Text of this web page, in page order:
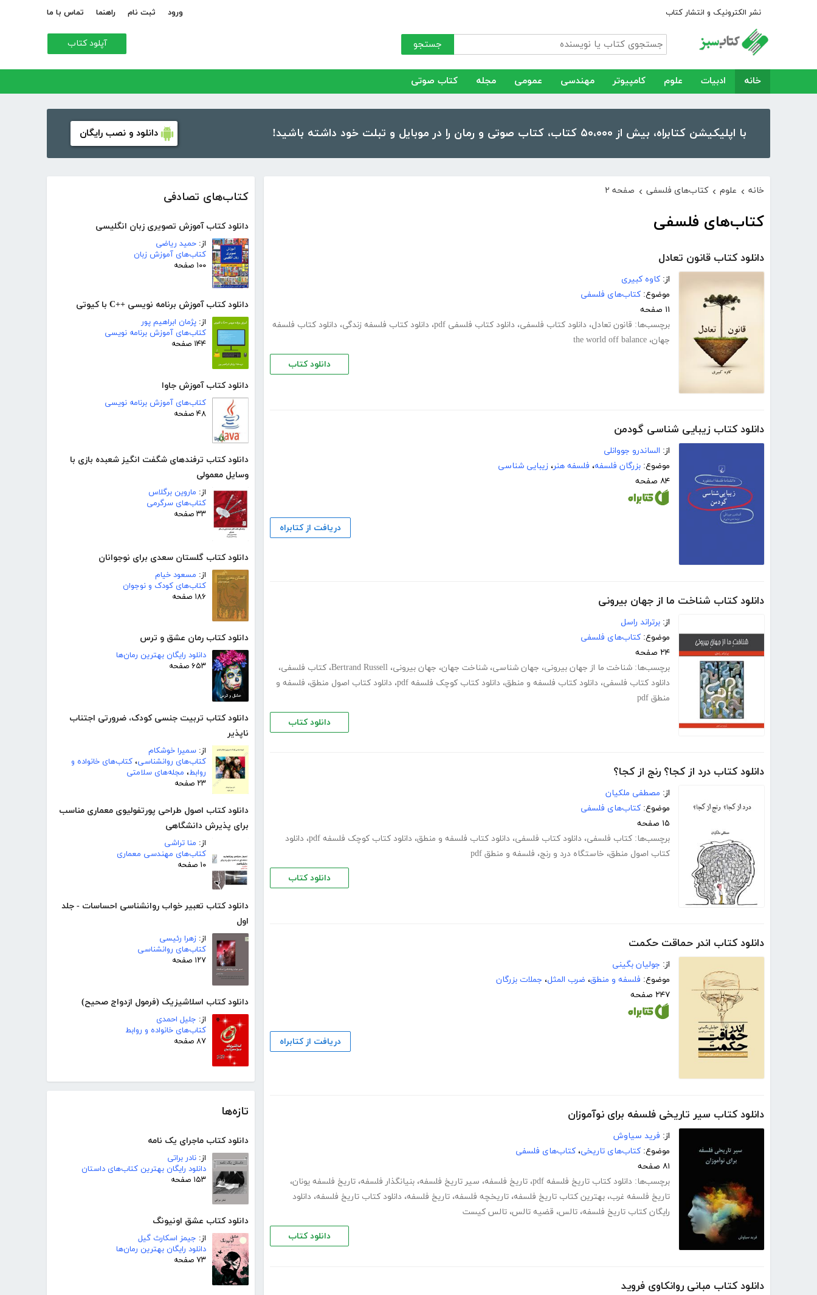
نشر الکترونیک و انتشار کتاب ورود ثبت نام راهنما تماس با ما
جستجو آپلود کتاب
خانه ادبیات علوم کامپیوتر مهندسی عمومی مجله کتاب صوتی
با اپلیکیشن کتابراه، بیش از ۵۰،۰۰۰ کتاب، کتاب صوتی و رمان را در موبایل و تبلت خود داشته باشید! دانلود و نصب رایگان
کتاب‌های تصادفی
دانلود کتاب آموزش تصویری زبان انگلیسی
از: حمید ریاضی
کتاب‌های آموزش زبان
۱۰۰ صفحه
دانلود کتاب آموزش برنامه نویسی ++C با کیوتی
از: پژمان ابراهیم پور
کتاب‌های آموزش برنامه نویسی
۱۴۴ صفحه
دانلود کتاب آموزش جاوا
کتاب‌های آموزش برنامه نویسی
۴۸ صفحه
دانلود کتاب ترفندهای شگفت انگیز شعبده بازی با
وسایل معمولی
از: ماروین برگلاس
کتاب‌های سرگرمی
۳۳ صفحه
دانلود کتاب گلستان سعدی برای نوجوانان
از: مسعود خیام
کتاب‌های کودک و نوجوان
۱۸۶ صفحه
دانلود کتاب رمان عشق و ترس
دانلود رایگان بهترین رمان‌ها
۶۵۳ صفحه
دانلود کتاب تربیت جنسی کودک، ضرورتی اجتناب
ناپذیر
از: سمیرا خوشکام
کتاب‌های روانشناسی، کتاب‌های خانواده و
روابط، مجله‌های سلامتی
۲۳ صفحه
دانلود کتاب اصول طراحی پورتفولیوی معماری مناسب
برای پذیرش دانشگاهی
از: منا تراشی
کتاب‌های مهندسی معماری
۱۰ صفحه
دانلود کتاب تعبیر خواب روانشناسی احساسات - جلد
اول
از: زهرا رئیسی
کتاب‌های روانشناسی
۱۲۷ صفحه
دانلود کتاب اسلاشیزیک (فرمول ازدواج صحیح)
از: جلیل احمدی
کتاب‌های خانواده و روابط
۸۷ صفحه
تازه‌ها
دانلود کتاب ماجرای یک نامه
از: نادر براتی
دانلود رایگان بهترین کتاب‌های داستان
۱۵۳ صفحه
دانلود کتاب عشق اونیونگ
از: جیمز اسکارث گیل
دانلود رایگان بهترین رمان‌ها
۷۳ صفحه
خانه › علوم › کتاب‌های فلسفی › صفحه ۲
کتاب‌های فلسفی
دانلود کتاب قانون تعادل
از: کاوه کبیری
موضوع: کتاب‌های فلسفی
۱۱ صفحه
برچسب‌ها: قانون تعادل، دانلود کتاب فلسفی، دانلود کتاب فلسفی pdf ، دانلود کتاب فلسفه زندگی، دانلود کتاب فلسفه
جهان، the world off balance
دانلود کتاب
دانلود کتاب زیبایی شناسی گودمن
از: الساندرو جووانلی
موضوع: بزرگان فلسفه، فلسفه هنر، زیبایی شناسی
۸۴ صفحه
دریافت از کتابراه
دانلود کتاب شناخت ما از جهان بیرونی
از: برتراند راسل
موضوع: کتاب‌های فلسفی
۲۴ صفحه
برچسب‌ها: شناخت ما از جهان بیرونی، جهان شناسی، شناخت جهان، جهان بیرونی، Bertrand Russell، کتاب فلسفی،
دانلود کتاب فلسفی، دانلود کتاب فلسفه و منطق، دانلود کتاب کوچک فلسفه pdf ، دانلود کتاب اصول منطق، فلسفه و
منطق pdf
دانلود کتاب
دانلود کتاب درد از کجا؟ رنج از کجا؟
از: مصطفی ملکیان
موضوع: کتاب‌های فلسفی
۱۵ صفحه
برچسب‌ها: کتاب فلسفی، دانلود کتاب فلسفی، دانلود کتاب فلسفه و منطق، دانلود کتاب کوچک فلسفه pdf ، دانلود
کتاب اصول منطق، خاستگاه درد و رنج، فلسفه و منطق pdf
دانلود کتاب
دانلود کتاب اندر حماقت حکمت
از: جولیان بگینی
موضوع: فلسفه و منطق، ضرب المثل، جملات بزرگان
۲۴۷ صفحه
دریافت از کتابراه
دانلود کتاب سیر تاریخی فلسفه برای نوآموزان
از: فرید سیاوش
موضوع: کتاب‌های تاریخی، کتاب‌های فلسفی
۸۱ صفحه
برچسب‌ها: دانلود کتاب تاریخ فلسفه pdf ، تاریخ فلسفه، سیر تاریخ فلسفه، بنیانگذار فلسفه، تاریخ فلسفه یونان،
تاریخ فلسفه غرب، بهترین کتاب تاریخ فلسفه، تاریخچه فلسفه، تاریخ فلسفه، دانلود کتاب تاریخ فلسفه، دانلود
رایگان کتاب تاریخ فلسفه، تالس، قضیه تالس، تالس کیست
دانلود کتاب
دانلود کتاب مبانی روانکاوی فروید